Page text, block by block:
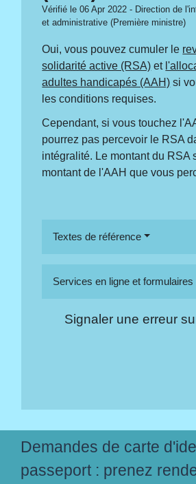
Vérifié le 06 Apr 2022 - Direction de
et administrative (Première ministre)
Oui, vous pouvez cumuler le
solidarité active (RSA) et
adultes handicapés (AAH) si
les conditions requises.
Cependant, si vous touchez
pourrez pas percevoir le RSA
intégralité. Le montant du RSA
montant de l'AAH que vous
Textes de référence
Services en ligne et formulaires
Signaler une erreur
Demandes de carte
passeport : prenez